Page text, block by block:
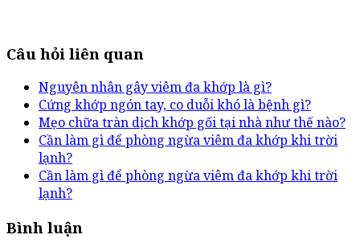
Câu hỏi liên quan
Nguyên nhân gây viêm đa khớp là gì?
Cứng khớp ngón tay, co duỗi khó là bệnh gì?
Mẹo chữa tràn dịch khớp gối tại nhà như thế nào?
Cần làm gì để phòng ngừa viêm đa khớp khi trời
lạnh?
Cần làm gì để phòng ngừa viêm đa khớp khi trời
lạnh?
Bình luận